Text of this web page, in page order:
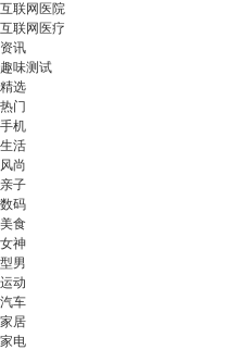
互联网医院
互联网医疗
资讯
趣味测试
精选
热门
手机
生活
风尚
亲子
数码
美食
女神
型男
运动
汽车
家居
家电